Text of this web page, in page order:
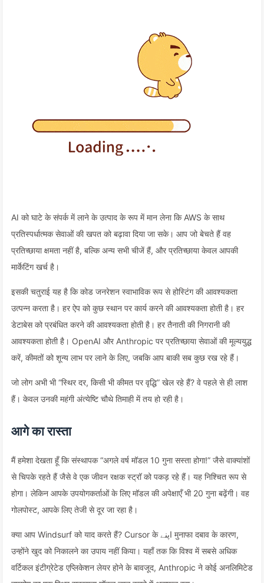
AI को घाटे के संपर्क में लाने के उत्पाद के रूप में मान लेना कि AWS के साथ
प्रतिस्पर्धात्मक सेवाओं की खपत को बढ़ावा दिया जा सके। आप जो बेचते हैं वह
प्रतिच्छाया क्षमता नहीं है, बल्कि अन्य सभी चीजें हैं, और प्रतिच्छाया केवल आपकी
मार्केटिंग खर्च है।
इसकी चतुराई यह है कि कोड जनरेशन स्वाभाविक रूप से होस्टिंग की आवश्यकता
उत्पन्न करता है। हर ऐप को कुछ स्थान पर कार्य करने की आवश्यकता होती है। हर
डेटाबेस को प्रबंधित करने की आवश्यकता होती है। हर तैनाती की निगरानी की
आवश्यकता होती है। OpenAI और Anthropic पर प्रतिच्छाया सेवाओं की मूल्ययुद्ध
करें, कीमतों को शून्य लाभ पर लाने के लिए, जबकि आप बाकी सब कुछ रख रहे हैं।
जो लोग अभी भी “स्थिर दर, किसी भी कीमत पर वृद्धि” खेल रहे हैं? वे पहले से ही लाश
हैं। केवल उनकी महंगी अंत्येष्टि चौथे तिमाही में तय हो रही है।
आगे का रास्ता
मैं हमेशा देखता हूँ कि संस्थापक “अगले वर्ष मॉडल 10 गुना सस्ता होगा!” जैसे वाक्यांशों
से चिपके रहते हैं जैसे वे एक जीवन रक्षक स्ट्रॉ को पकड़ रहे हैं। यह निश्चित रूप से
होगा। लेकिन आपके उपयोगकर्ताओं के लिए मॉडल की अपेक्षाएँ भी 20 गुना बढ़ेंगी। वह
गोलपोस्ट, आपके लिए तेजी से दूर जा रहा है।
क्या आप Windsurf को याद करते हैं? Cursor के اپنے मुनाफा दबाव के कारण,
उन्होंने खुद को निकालने का उपाय नहीं किया। यहाँ तक कि विश्व में सबसे अधिक
वर्टिकल इंटीग्रेटेड एप्लिकेशन लेयर होने के बावजूद, Anthropic ने कोई अनलिमिटेड